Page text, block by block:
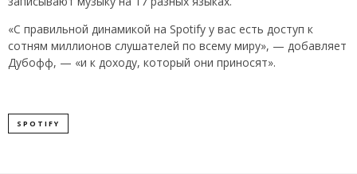
«С правильной динамикой на Spotify у вас есть доступ к
сотням миллионов слушателей по всему миру», — добавляет
Дубофф, — «и к доходу, который они приносят».
SPOTIFY